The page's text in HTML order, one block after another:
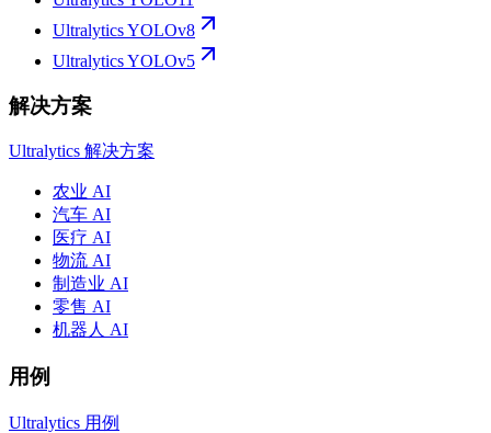
Ultralytics YOLOv8
Ultralytics YOLOv5
解决方案
Ultralytics 解决方案
农业 AI
汽车 AI
医疗 AI
物流 AI
制造业 AI
零售 AI
机器人 AI
用例
Ultralytics 用例